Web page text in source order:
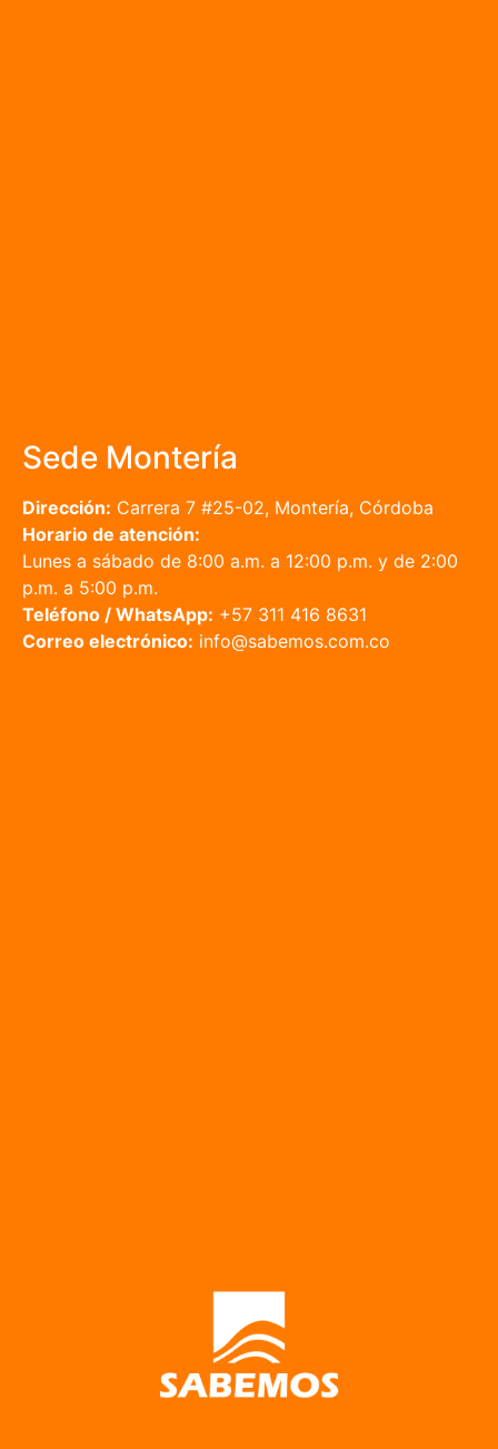
Sede Montería
Dirección: Carrera 7 #25-02, Montería, Córdoba
Horario de atención:
Lunes a sábado de 8:00 a.m. a 12:00 p.m. y de 2:00
p.m. a 5:00 p.m.
Teléfono / WhatsApp: +57 311 416 8631
Correo electrónico: info@sabemos.com.co